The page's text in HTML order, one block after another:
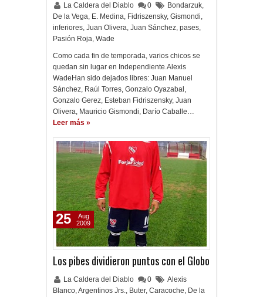
La Caldera del Diablo 0 Bondarzuk,
De la Vega, E. Medina, Fidriszensky, Gismondi,
inferiores, Juan Olivera, Juan Sánchez, pases,
Pasión Roja, Wade
Como cada fin de temporada, varios chicos se
quedan sin lugar en Independiente.Alexis
WadeHan sido dejados libres: Juan Manuel
Sánchez, Raúl Torres, Gonzalo Oyazabal,
Gonzalo Gerez, Esteban Fidriszensky, Juan
Olivera, Mauricio Gismondi, Darío Caballe…
Leer más »
Los pibes dividieron puntos con el Globo
La Caldera del Diablo 0
Alexis
Blanco,Argentinos Jrs., Buter, Caracoche, De la
25
Aug
2009